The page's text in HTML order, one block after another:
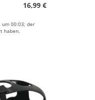
16,99 €
00:03; der
haben.